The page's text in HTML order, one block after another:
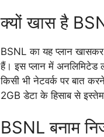
क्यों खास है
BSNL का यह प्लान
हैं। इस प्लान में अनलिमिटेड
किसी भी नेटवर्क पर बात
2GB डेटा के हिसाब से
BSNL बनाम